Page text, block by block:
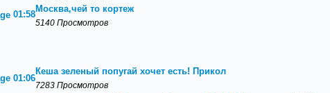
01:58
Москва,чей то кортеж
5140 Просмотров
01:06
Кеша зеленый попугай хочет есть! Прикол
7283 Просмотров